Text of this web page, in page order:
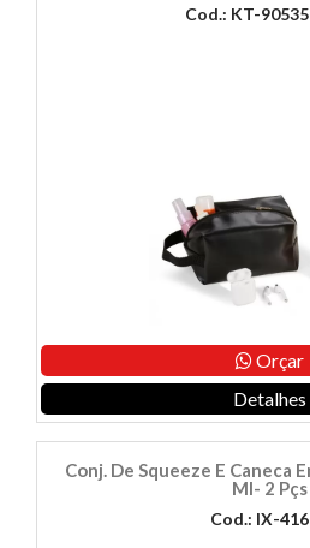
Cod.: KT-
Orçar
Detalhes
Conj. De Squeeze E Caneca
Ml- 2 Pçs
Cod.: IX-